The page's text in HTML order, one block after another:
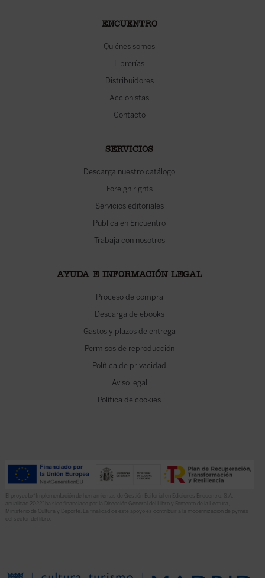
ENCUENTRO
Quiénes somos
Librerías
Distribuidores
Accionistas
Contacto
SERVICIOS
Descarga nuestro catálogo
Foreign rights
Servicios editoriales
Publica en Encuentro
Trabaja con nosotros
AYUDA E INFORMACIÓN LEGAL
Proceso de compra
Descarga de ebooks
Gastos y plazos de entrega
Permisos de reproducción
Política de privacidad
Aviso legal
Política de cookies
El proyecto “Implementación de herramientas de Gestión Editorial en Ediciones Encuentro, S.A.
anualidad 2022” ha sido financiado por la Dirección General del Libro y Fomento de la Lectura,
Ministerio de Cultura y Deporte. La finalidad de este apoyo es contribuir a la modernización de pymes
del sector del libro.